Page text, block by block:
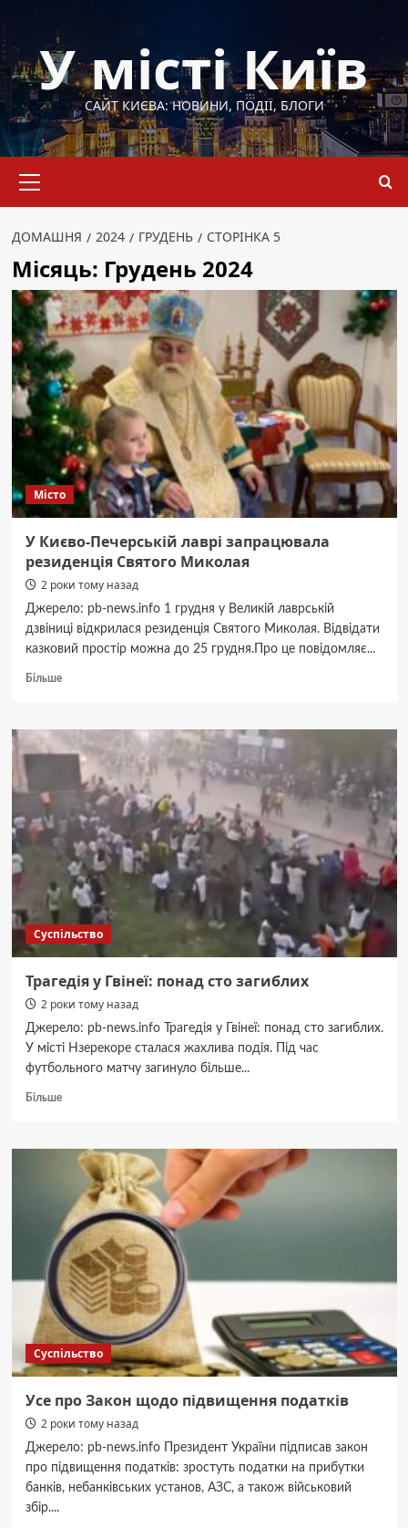
до
вмістуУ місті Київ
САЙТ КИЄВА: НОВИНИ, ПОДІЇ, БЛОГИ
меню
ДОМАШНЯ 2024 ГРУДЕНЬ СТОРІНКА 5
Місяць: Грудень 2024
Місто
У Києво-Печерській лаврі запрацювала
резиденція Святого Миколая
2 роки тому назад
Джерело: pb-news.info 1 грудня у Великій лаврській
дзвіниці відкрилася резиденція Святого Миколая. Відвідати
казковий простір можна до 25 грудня.Про це повідомляє...
БільшеДокладніше
Києво-
Печерській
лаврі
запрацювала
резиденція
Святого
Миколая
Суспільство
Трагедія у Гвінеї: понад сто загиблих
2 роки тому назад
Джерело: pb-news.info Трагедія у Гвінеї: понад сто загиблих.
У місті Нзерекоре сталася жахлива подія. Під час
футбольного матчу загинуло більше...
БільшеДокладніше
у
Гвінеї:
понад
сто
загиблих
Суспільство
Усе про Закон щодо підвищення податків
2 роки тому назад
Джерело: pb-news.info Президент України підписав закон
про підвищення податків: зростуть податки на прибутки
банків, небанківських установ, АЗС, а також військовий
збір....